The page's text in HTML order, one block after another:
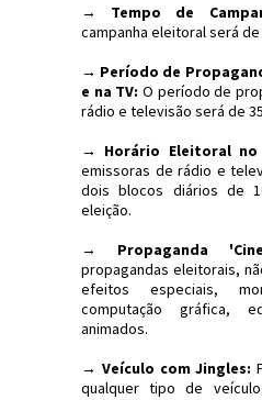
→ Tempo de
campanha eleitoral será de
→ Período de
e na TV: O período de
rádio e televisão será de
→ Horário Eleitoral no
emissoras de rádio e
dois blocos diários de
eleição.
→ Propaganda
propagandas eleitorais,
efeitos especiais,
computação gráfica,
animados.
→ Veículo com Jingles:
qualquer tipo de